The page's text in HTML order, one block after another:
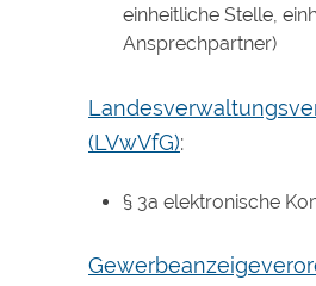
einheitliche Stelle,
Ansprechpartner)
(LVwVfG):
§ 3a elektronische